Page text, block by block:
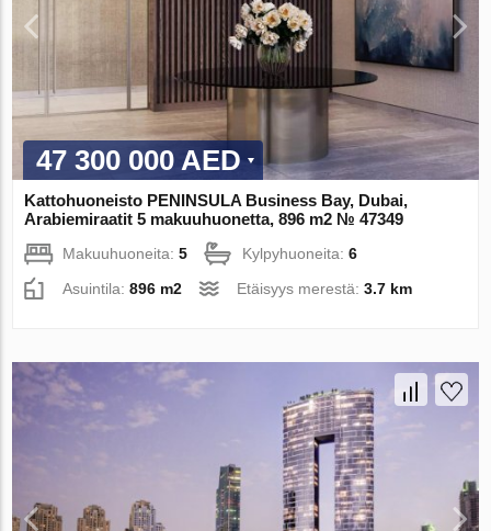
47 300 000 AED
Kattohuoneisto PENINSULA Business Bay, Dubai,
Arabiemiraatit 5 makuuhuonetta, 896 m2 № 47349
Makuuhuoneita:5 Kylpyhuoneita:6
Asuintila:896 m2 Etäisyys merestä:3.7 km